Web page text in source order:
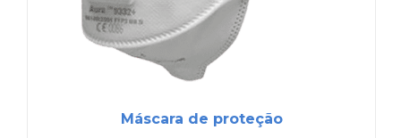
Máscara de proteção